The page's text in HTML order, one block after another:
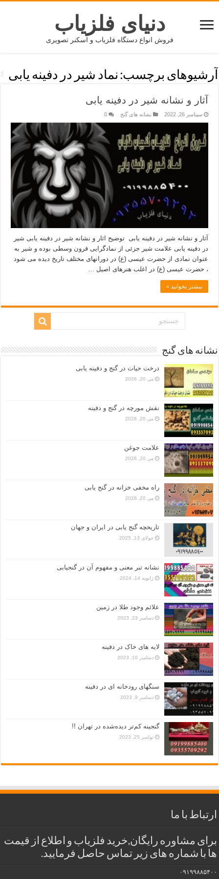
دنیای فلزیاب
فروش انواع دستگاه فلزیاب و اسکنر تصویری
آرشیوهای برچسب: نماد شیر در دفینه یابی
آثار و نشانه شیر در دفینه یابی
سپتامبر 26, 2022 نشانه های گنج 0
آثار و نشانه شیر در دفینه یابی توضیح اثار و نشانه شیر در دفینه یابی شیر
در دفینه یابی علامت شیر جزئی از نمادگرایی قرون وسطی بوده و شیر به
عنوان نمادی از حضرت عیسی (ع) در دورانهای مختلف تاریخ دیده می شود
، حضرت عیسی (ع) در اغلب هنرهای اصیل …
بیشتر بخوانید »
نشانه های گنج
درخت حیات در گنج و دفینه یابی
می 20, 2026
نقش مورچه در گنج و دفینه
می 20, 2026
علامت جوغن
می 20, 2026
راه مخفی خزانه در گنج یابی
می 20, 2026
تاریخچه گنج‌ یابی در ایران و جهان
جولای 13, 2025
نشانه تبر معنی و مفهوم آن در گنجیابی
ژانویه 14, 2024
علائم وجود طلا در زمین
دسامبر 23, 2023
لایه های خاک در دفینه
دسامبر 10, 2023
سنگهای رودخانه ای در دفینه
دسامبر 9, 2023
گنجینه کم‌تر دیده‌شده در تهران !!
نوامبر 25, 2023
ارتباط با ما
برای مشاوره رایگان,خرید فلزیاب و اطلاع از قیمت
ها با شماره های زیر تماس حاصل فرمایید.
۰۹۱۹۹۸۸۵۴۰۰